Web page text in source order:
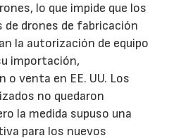
lo que impide que los
de drones de fabricación
la autorización de equipo
importación,
o venta en EE. UU. Los
no quedaron
la medida supuso una
para los nuevos